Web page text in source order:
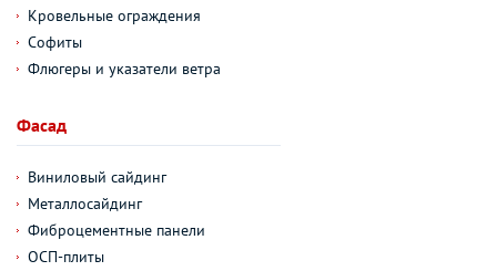
Кровельные ограждения
Софиты
Флюгеры и указатели ветра
Фасад
Виниловый сайдинг
Металлосайдинг
Фиброцементные панели
ОСП-плиты